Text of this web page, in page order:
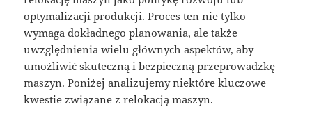
optymalizacji produkcji. Proces ten nie tylko
wymaga dokładnego planowania, ale także
uwzględnienia wielu głównych aspektów, aby
umożliwić skuteczną i bezpieczną przeprowadzkę
maszyn. Poniżej analizujemy niektóre kluczowe
kwestie związane z relokacją maszyn.